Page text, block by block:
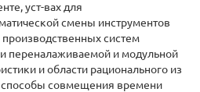
уст-вах для
смены инструментов
систем
переналаживаемой и модульной
и области рационального из
совмещения времени